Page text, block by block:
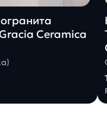
Ceramica